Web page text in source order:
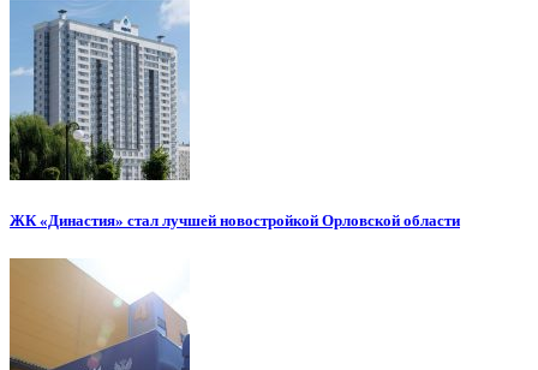
ЖК «Династия» стал лучшей новостройкой Орловской области